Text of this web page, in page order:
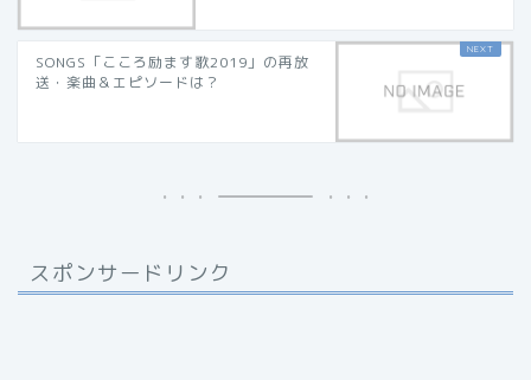
SONGS「こころ励ます歌2019」の再放
送・楽曲＆エピソードは？
スポンサードリンク